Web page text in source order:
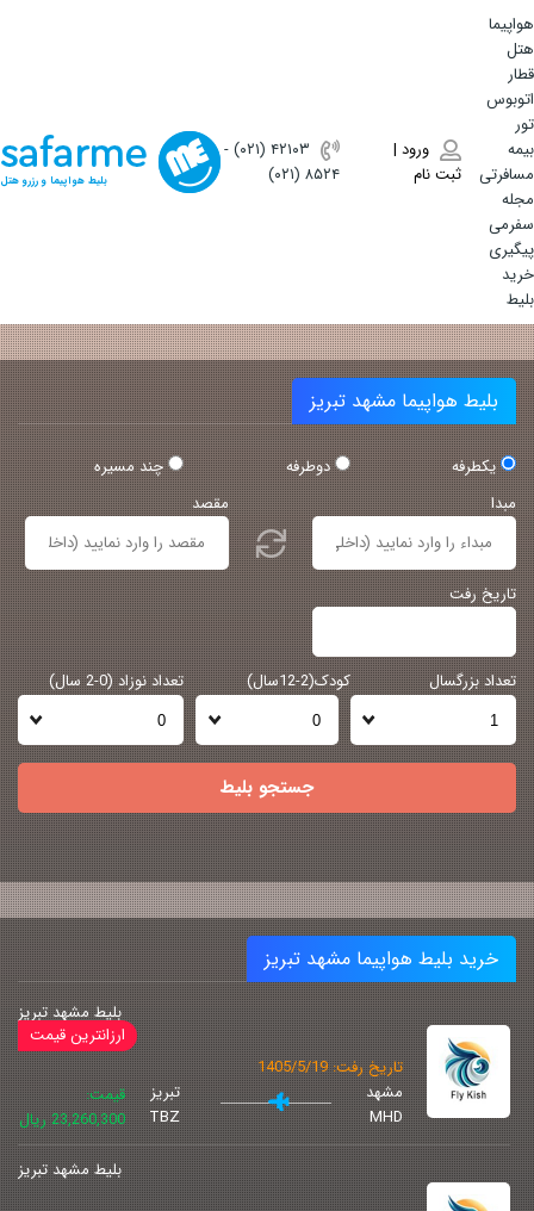
هواپیما
هتل
قطار
اتوبوس
تور
بیمه
مسافرتی
مجله
سفرمی
پیگیری
خرید
بلیط
ورود |
ثبت نام
(۰۲۱) ۴٢١٠٣
-
(۰۲۱) ۸۵۲۴
بلیط هواپیما و رزرو هتل
بلیط هواپیما مشهد تبریز
یکطرفه دوطرفه
چند مسیره
مبدا
مقصد
تاریخ رفت
تعداد بزرگسال کودک(2-12سال) تعداد نوزاد (0-2 سال)
جستجو بلیط
خرید بلیط هواپیما مشهد تبریز
بلیط مشهد تبریز
تاریخ رفت: 1405/5/19
مشهد
MHD
تبریز
TBZ
قیمت:
23,260,300 ریال
بلیط مشهد تبریز